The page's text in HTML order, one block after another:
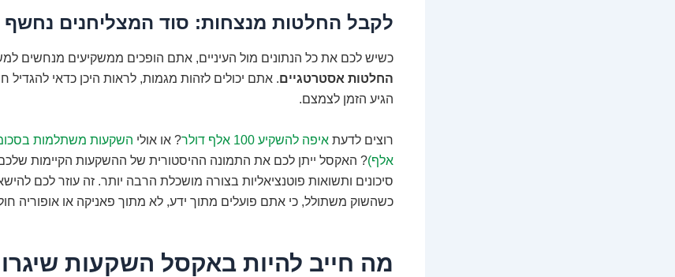
לקבל החלטות מנצחות: סוד המצליחנים נחשף
כשיש לכם את כל הנתונים מול העיניים, אתם הופכים ממשקיעים מנחשים
החלטות אסטרטגיים. אתם יכולים לזהות מגמות, לראות היכן כדאי להגדיל
הגיע הזמן לצמצם.
רוצים לדעת איפה להשקיע 100 אלף דולר ? או אולי
אלף)? האקסל ייתן לכם את התמונה ההיסטורית של ההשקעות הקיימות
סיכונים ותשואות פוטנציאליות בצורה מושכלת הרבה יותר. זה עוזר לכם
כשהשוק משתולל, כי אתם פועלים מתוך ידע, לא מתוך פאניקה או אופוריה
מה חייב להיות באקסל השקעות